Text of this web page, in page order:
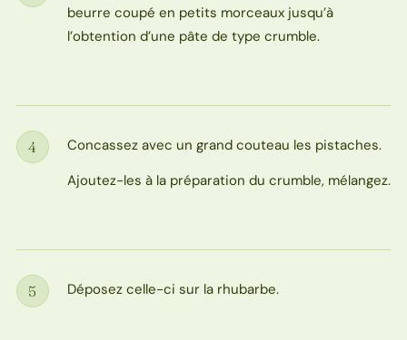
beurre coupé en petits morceaux jusqu’à
l’obtention d’une pâte de type crumble.
Étape
4
Concassez avec un grand couteau les pistaches.
Ajoutez-les à la préparation du crumble, mélangez.
Étape
5 Déposez celle-ci sur la rhubarbe.